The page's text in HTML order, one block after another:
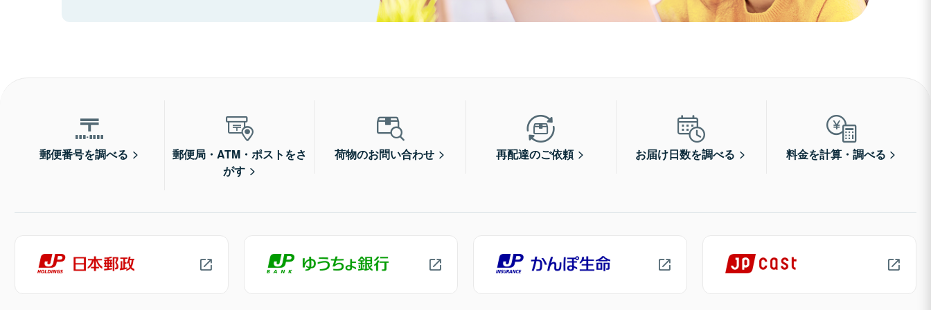
郵便番号を調べる
郵便局・ATM・ポストをさ
がす
荷物のお問い合わせ 再配達のご依頼 お届け日数を調べる 料金を計算・調べる